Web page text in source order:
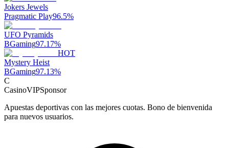
Jokers Jewels
Pragmatic Play96.5%
UFO Pyramids
BGaming97.17%
HOT
Mystery Heist
BGaming97.13%
C
CasinoVIPSponsor
Apuestas deportivas con las mejores cuotas. Bono de bienvenida
para nuevos usuarios.